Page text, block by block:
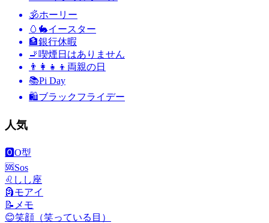
🕉ホーリー
🥚🐇イースター
🏦銀行休暇
🚬 喫煙日はありません
👨‍👩‍👧‍👦 両親の日
📚Pi Day
🛍ブラックフライデー
人気
🅾️O型
🆘Sos
♌ しし座
🗿モアイ
📝 メモ
😊笑顔（笑っている目）